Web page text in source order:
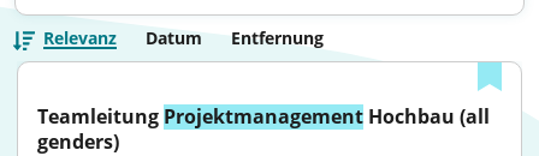
Relevanz Datum Entfernung
Teamleitung Projektmanagement Hochbau (all
genders)